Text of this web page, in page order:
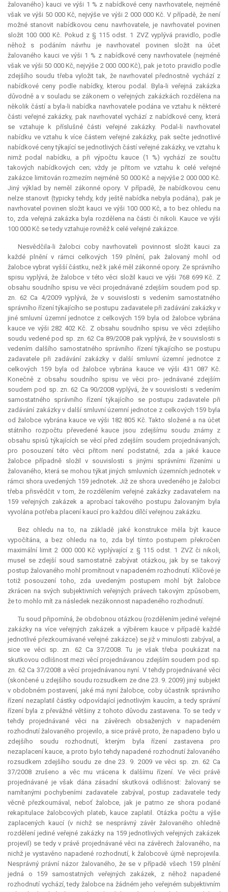
žalovaného) kauci ve výši 1 % z nabídkové ceny navrhovatele, nejméně
však ve výši 50 000 Kč, nejvýše ve výši 2 000 000 Kč. V případě, že není
možné stanovit nabídkovou cenu navrhovatele, je navrhovatel povinen
složit 100 000 Kč. Pokud z § 115 odst. 1 ZVZ vyplývá pravidlo, podle
něhož s podáním návrhu je navrhovatel povinen složit na účet
žalovaného kauci ve výši 1 % z nabídkové ceny navrhovatele (nejméně
však ve výši 50 000 Kč, nejvýše 2 000 000 Kč), pak je toto pravidlo podle
zdejšího soudu třeba vyložit tak, že navrhovatel přednostně vychází z
nabídkové ceny podle nabídky, kterou podal. Byla-li veřejná zakázka
důvodně a v souladu se zákonem o veřejných zakázkách rozdělena na
několik částí a byla-li nabídka navrhovatele podána ve vztahu k některé
části veřejné zakázky, pak navrhovatel vychází z nabídkové ceny, která
se vztahuje k příslušné části veřejné zakázky. Podal-li navrhovatel
nabídku ve vztahu k více částem veřejné zakázky, pak sečte jednotlivé
nabídkové ceny týkající se jednotlivých částí veřejné zakázky, ve vztahu k
nimž podal nabídku, a při výpočtu
kauce (1 %) vychází ze součtu
takových nabídkových cen; vždy je přitom ve vztahu k celé veřejné
zakázce limitován rozmezím nejméně 50 000 Kč a nejvýše 2 000 000 Kč.
Jiný výklad by neměl zákonné opory. V případě, že nabídkovou cenu
nelze stanovit (typicky tehdy, kdy ještě nabídka nebyla podána), pak je
navrhovatel povinen složit kauci ve výši 100 000 Kč, a to bez ohledu na
to, zda veřejná zakázka byla rozdělena na části či nikoli.Kauce ve výši
100 000 Kč se tedy vztahuje rovněž k celé veřejné zakázce.
Nesvědčila-li žalobci coby navrhovateli povinnost složit kauci za
každé plnění v rámci celkových 159 plnění, pak žalovaný mohl od
žalobce vybrat vyšší částku, než k jaké měl zákonné opory. Ze správního
spisu vyplývá, že žalobce v této věci složil kauci ve výši 768 699 Kč. Z
obsahu soudního spisu ve věci projednávané zdejším soudem pod sp.
zn. 62 Ca 4/2009 vyplývá, že v souvislosti s vedením samostatného
správního řízení týkajícího se postupu zadavatele při zadávání zakázky v
jiné smluvní územní jednotce z celkových 159 byla od žalobce vybrána
kauce ve výši 282 402 Kč. Z obsahu soudního spisu ve věci zdejšího
soudu vedené pod sp. zn. 62 Ca 89/2008 pak vyplývá, že v souvislosti s
vedením dalšího samostatného správního řízení týkajícího se postupu
zadavatele při zadávání zakázky v další smluvní územní jednotce z
celkových 159 byla od žalobce vybrána
kauceve výši 431 087 Kč.
Konečně z obsahu soudního spisu ve věci pro- jednávané zdejším
soudem pod sp. zn. 62 Ca 90/2008 vyplývá, že v souvislosti s vedením
samostatného správního řízení týkajícího se postupu zadavatele při
zadávání zakázky v další smluvní územní jednotce z celkových 159 byla
od žalobce vybrána kauce ve výši 182 805 Kč. Takto složené a na účet
státního rozpočtu převedené kauce jsou zdejšímu soudu známy z
obsahu spisů týkajících se věcí před zdejším soudem projednávaných;
pro posouzení této věci přitom není podstatné, zda a jaké
kauce
žalobce případně složil v souvislosti s jinými správními řízeními u
žalovaného, která se mohou týkat jiných smluvních územních jednotek v
rámci shora uvedených 159 jednotek. Již ze shora uvedeného je žalobci
třeba přisvědčit v tom, že rozdělením veřejné zakázky zadavatelem na
159 veřejných zakázek a aprobací takového postupu žalovaným byla
vyvolána potřeba placení kaucí pro každou dílčí veřejnou zakázku.
Bez ohledu na to, na základě jaké konstrukce měla být
kauce
vypočítána, a bez ohledu na to, zda byl tímto postupem překročen
maximální limit 2 000 000 Kč vyplývající z § 115 odst. 1 ZVZ či nikoli,
musel se zdejší soud samostatně zabývat otázkou, jak by se takový
postup žalovaného mohl promítnout v napadeném rozhodnutí. Klíčové je
totiž posouzení toho, zda uvedeným postupem mohl být žalobce
zkrácen na svých subjektivních veřejných právech takovým způsobem,
že to mohlo mít za následek nezákonnost napadeného rozhodnutí.
Tu soud připomíná, že obdobnou otázkou (rozdělením jediné veřejné
zakázky na více veřejných zakázek a výběrem kauce v případě každé
jednotlivé přezkoumávané veřejné zakázce) se již v minulosti zabýval, a
sice ve věci sp. zn. 62 Ca 37/2008. Tu je však třeba poukázat na
skutkovou odlišnost mezi věcí projednávanou zdejším soudem pod sp.
zn. 62 Ca 37/2008 a věcí projednávanou nyní. V tehdy projednávané věci
(skončené u zdejšího soudu rozsudkem ze dne 23. 9. 2009) jiný subjekt
v obdobném postavení, jaké má nyní žalobce, coby účastník správního
řízení nezaplatil částky odpovídající jednotlivým kaucím, a tedy správní
řízení byla z převážné většiny z tohoto důvodu zastavena. To se tedy v
tehdy projednávané věci na závěrech obsažených v napadeném
rozhodnutí žalovaného projevilo, a sice právě proto, že napadeno bylo u
zdejšího soudu rozhodnutí, kterým byla řízení zastavena pro
nezaplacení kauce, a proto bylo tehdy napadené rozhodnutí žalovaného
rozsudkem zdejšího soudu ze dne 23. 9. 2009 ve věci sp. zn. 62 Ca
37/2008 zrušeno a věc mu vrácena k dalšímu řízení. Ve věci právě
projednávané je však dána zásadní skutková odlišnost: žalovaný se
namítanými pochybeními zadavatele zabýval, postup zadavatele tedy
věcně přezkoumával, neboť žalobce, jak je patrno ze shora podané
rekapitulace žalobcových plateb, kauce zaplatil. Otázka počtu a výše
zaplacených kaucí (v nichž se nesprávný závěr žalovaného ohledně
rozdělení jediné veřejné zakázky na 159 jednotlivých veřejných zakázek
projevil) se tedy v právě projednávané věci na závěrech žalovaného, na
nichž je vystavěno napadené rozhodnutí, k žalobcově újmě neprojevila.
Nesprávný právní názor žalovaného, že se v případě všech 159 plnění
jedná o 159 samostatných veřejných zakázek, z něhož napadené
rozhodnutí vychází, tedy žalobce na žádném jeho veřejném subjektivním